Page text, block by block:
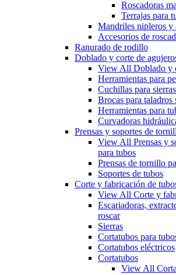
Roscadoras
Terrajas para
Mandriles nipleros y
Accesorios de
Ranurado de rodillo
Doblado y corte de
View All Doblado y
Herramientas para
Cuchillas para
Brocas para taladros
Herramientas para
Curvadoras
Prensas y soportes de
View All Prensas y
para tubos
Prensas de tornillo
Soportes de tubos
Corte y fabricación de
View All Corte y
Escariadoras,
roscar
Sierras
Cortatubos para
Cortatubos eléctricos
Cortatubos
View All